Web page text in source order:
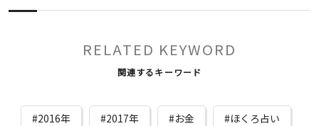
RELATED KEYWORD
関連するキーワード
2016年 2017年 お金 ほくろ占い